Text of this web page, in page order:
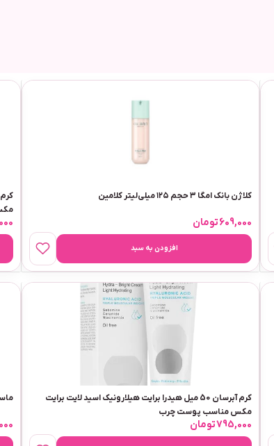
کلاژن بانک امگا ۳ حجم ۱۲۵ میلی‌لیتر کلامین
609,000تومان
افزودن به سبد
کرم آبرسان 50 میل هیدرا برایت هیلارونیک اسید لایت برایت
مکس مناسب پوست چرب
795,000تومان